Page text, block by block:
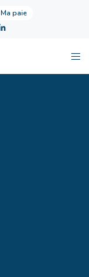
Ma paie